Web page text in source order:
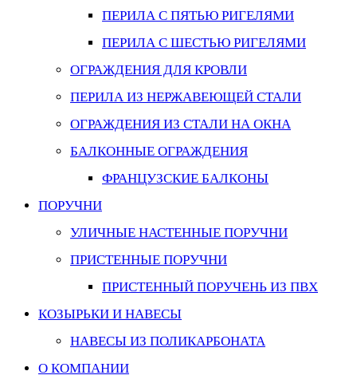
ПЕРИЛА С ПЯТЬЮ РИГЕЛЯМИ
ПЕРИЛА С ШЕСТЬЮ РИГЕЛЯМИ
ОГРАЖДЕНИЯ ДЛЯ КРОВЛИ
ПЕРИЛА ИЗ НЕРЖАВЕЮЩЕЙ СТАЛИ
ОГРАЖДЕНИЯ ИЗ СТАЛИ НА ОКНА
БАЛКОННЫЕ ОГРАЖДЕНИЯ
ФРАНЦУЗСКИЕ БАЛКОНЫ
ПОРУЧНИ
УЛИЧНЫЕ НАСТЕННЫЕ ПОРУЧНИ
ПРИСТЕННЫЕ ПОРУЧНИ
ПРИСТЕННЫЙ ПОРУЧЕНЬ ИЗ ПВХ
КОЗЫРЬКИ И НАВЕСЫ
НАВЕСЫ ИЗ ПОЛИКАРБОНАТА
О КОМПАНИИ